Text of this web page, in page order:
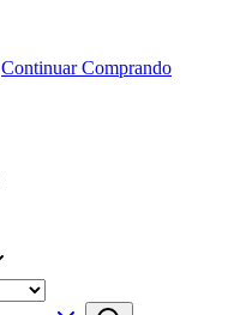
Continuar Comprando